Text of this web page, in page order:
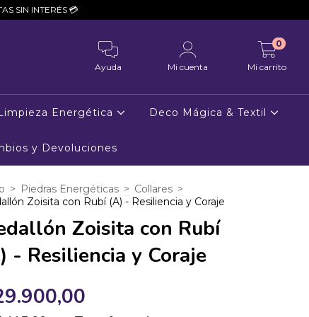
Ayuda Mi cuenta Mi carrito
0
Energética Deco Mágica & Textil
y Devoluciones
> Piedras Energéticas > Collares >
Zoisita con Rubí (A) - Resiliencia y Coraje
Zoisita con Rubí
- Resiliencia y Coraje